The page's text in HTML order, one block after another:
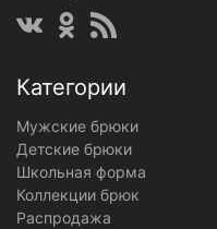
Категории
Мужские брюки
Детские брюки
Школьная форма
Коллекции брюк
Распродажа